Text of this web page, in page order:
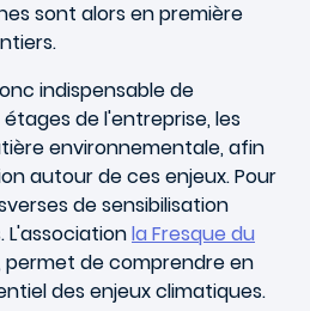
sont alors en première
indispensable de
de l'entreprise, les
environnementale, afin
autour de ces enjeux. Pour
de sensibilisation
la Fresque du
permet de comprendre en
des enjeux climatiques.